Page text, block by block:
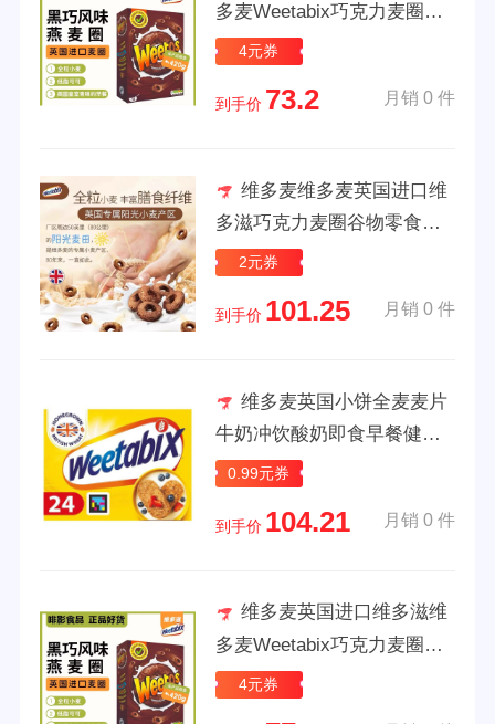
多麦Weetabix巧克力麦圈谷
物零食饮早餐麦片 原装进口-
4元券
到手价 73.2 月销 0 件
维多麦维多麦英国进口维
多滋巧克力麦圈谷物零食饮
早餐麦片盒 原装进口巧克力
2元券
到手价 101.25 月销 0 件
维多麦英国小饼全麦麦片
牛奶冲饮酸奶即食早餐健身
代餐 原味24只装
0.99元券
到手价 104.21 月销 0 件
维多麦英国进口维多滋维
多麦Weetabix巧克力麦圈谷
物零食饮早餐麦片 原装进口-
4元券